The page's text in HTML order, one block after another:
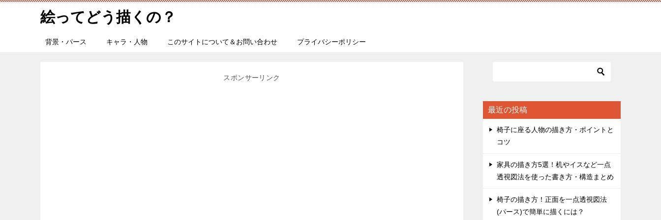
絵ってどう描くの？
背景・パース キャラ・人物 このサイトについて＆お問い合わせ プライバシーポリシー
スポンサーリンク
最近の投稿
椅子に座る人物の描き方・ポイントと
コツ
家具の描き方5選！机やイスなど一点
透視図法を使った書き方・構造まとめ
椅子の描き方！正面を一点透視図法
(パース)で簡単に描くには？